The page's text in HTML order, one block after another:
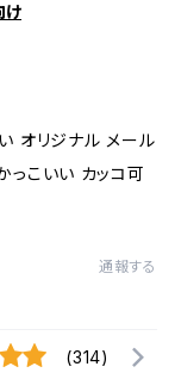
け
オリジナル メール
っこいい カッコ可
通報する
(314)